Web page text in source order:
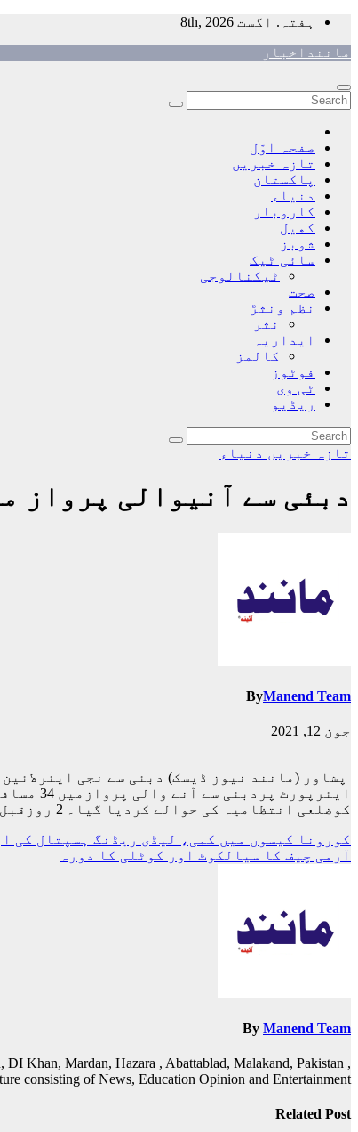
Skip
content
ہفتہ. اگست 8th, 2026
ماننداخبار
صفحہ اوّل
تازہ خبریں
پاکستان
دنیاء
کاروبار
کھیل
شوبز
سائی ٹیک
ٹیکنالوجی
صحت
نظم ونثڑ
نثر
ایداریہ
کالمز
فوٹوز
ٹی وی
ریڈیو
تازہ خبریں دنیاء
دبئی سے آنیوالی پرواز میں 34 مسافروں کے کورونا
ByManend Team
جون 12, 2021
کوضلعی انتظامیہ کی حوالے کردیا گیا۔ 2 روزقبل بھی باچا خان ایئرپورٹ پرابو ظہبی سے آنے والی پروازکے 24 مسافروں میں کورونا وائرس مثبت آیا تھا۔
پوسٹوں
کی
کورونا کیسوں میں کمی، لیڈی ریڈنگ ہسپتال کی
آرمی چیف کا سیالکوٹ اور کوٹلی کا دورہ
By Manend Team
Khan, Mardan, Hazara , Abattablad, Malakand, Pakistan ,
consisting of News, Education Opinion and Entertainment
Related Post